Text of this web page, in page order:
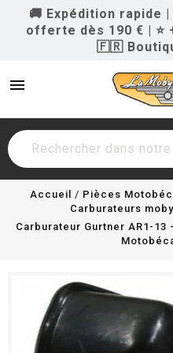
🚚 Expédition rapide |
offerte dès 190 € | ⭐
🇫🇷
menu
Accueil Pièces
Carburateurs
Carburateur Gurtner AR1-